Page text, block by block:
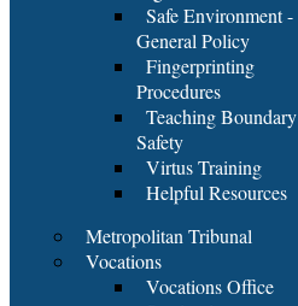
Safe Environment -
General Policy
Fingerprinting
Procedures
Teaching Boundary
Safety
Virtus Training
Helpful Resources
Metropolitan Tribunal
Vocations
Vocations Office